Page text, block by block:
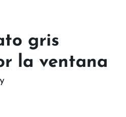
gris
la ventana